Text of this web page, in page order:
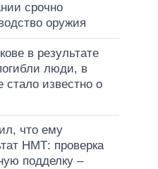
срочно
оружия
в результате
люди, в
стало известно о
что ему
НМТ: проверка
подделку –